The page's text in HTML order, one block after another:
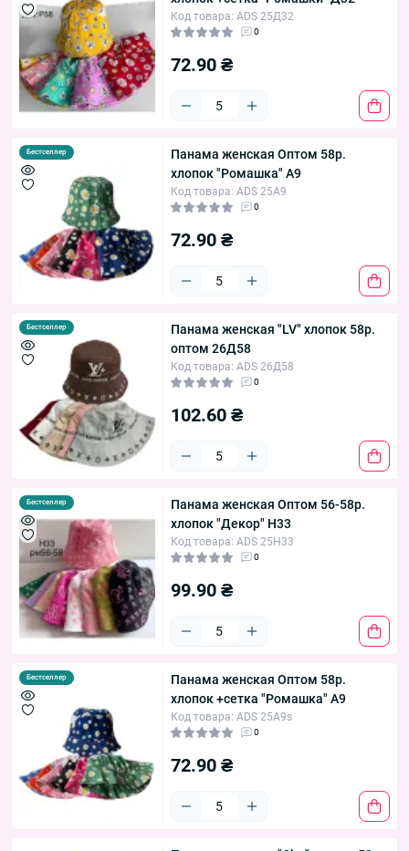
Код товара: ADS 25Д32
0
72.90 ₴
Бестселлер
Панама женская Оптом 58р.
хлопок "Ромашка" A9
Код товара: ADS 25A9
0
72.90 ₴
Бестселлер
Панама женская "LV" хлопок 58р.
оптом 26Д58
Код товара: ADS 26Д58
0
102.60 ₴
Бестселлер
Панама женская Оптом 56-58р.
хлопок "Декор" H33
Код товара: ADS 25H33
0
99.90 ₴
Бестселлер
Панама женская Оптом 58р.
хлопок +сетка "Ромашка" A9
Код товара: ADS 25A9s
0
72.90 ₴